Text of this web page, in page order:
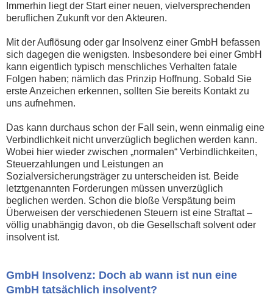
Immerhin liegt der Start einer neuen, vielversprechenden
beruflichen Zukunft vor den Akteuren.
Mit der Auflösung oder gar Insolvenz einer GmbH befassen
sich dagegen die wenigsten. Insbesondere bei einer GmbH
kann eigentlich typisch menschliches Verhalten fatale
Folgen haben; nämlich das Prinzip Hoffnung. Sobald Sie
erste Anzeichen erkennen, sollten Sie bereits Kontakt zu
uns aufnehmen.
Das kann durchaus schon der Fall sein, wenn einmalig eine
Verbindlichkeit nicht unverzüglich beglichen werden kann.
Wobei hier wieder zwischen „normalen“ Verbindlichkeiten,
Steuerzahlungen und Leistungen an
Sozialversicherungsträger zu unterscheiden ist. Beide
letztgenannten Forderungen müssen unverzüglich
beglichen werden. Schon die bloße Verspätung beim
Überweisen der verschiedenen Steuern ist eine Straftat –
völlig unabhängig davon, ob die Gesellschaft solvent oder
insolvent ist.
GmbH Insolvenz: Doch ab wann ist nun eine
GmbH tatsächlich insolvent?